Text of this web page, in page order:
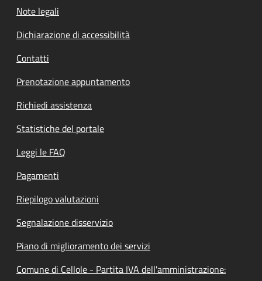
Note legali
Dichiarazione di accessibilità
Contatti
Prenotazione appuntamento
Richiedi assistenza
Statistiche del portale
Leggi le FAQ
Pagamenti
Riepilogo valutazioni
Segnalazione disservizio
Piano di miglioramento dei servizi
Comune di Cellole - Partita IVA dell'amministrazione: